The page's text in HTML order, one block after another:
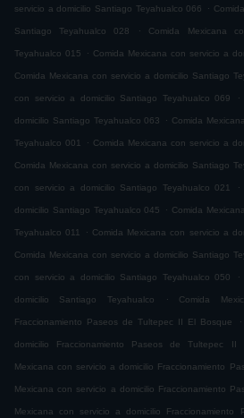
servicio a domicilio Santiago Teyahualco 066 .
Santiago Teyahualco 028 . Comida Mexicana
Teyahualco 015 . Comida Mexicana con servicio a
Comida Mexicana con servicio a domicilio Santiago
con servicio a domicilio Santiago Teyahualco 069 .
domicilio Santiago Teyahualco 063 . Comida
Teyahualco 001 . Comida Mexicana con servicio a
Comida Mexicana con servicio a domicilio Santiago
con servicio a domicilio Santiago Teyahualco 021 .
domicilio Santiago Teyahualco 045 . Comida
Teyahualco 011 . Comida Mexicana con servicio a
Comida Mexicana con servicio a domicilio Santiago
con servicio a domicilio Santiago Teyahualco 050 .
domicilio Santiago Teyahualco . Comida
Fraccionamiento Paseos de Tultepec II El Bosque .
domicilio Fraccionamiento Paseos de Tultepec II
Mexicana con servicio a domicilio Fraccionamiento
Mexicana con servicio a domicilio Fraccionamiento
Mexicana con servicio a domicilio Fraccionamiento